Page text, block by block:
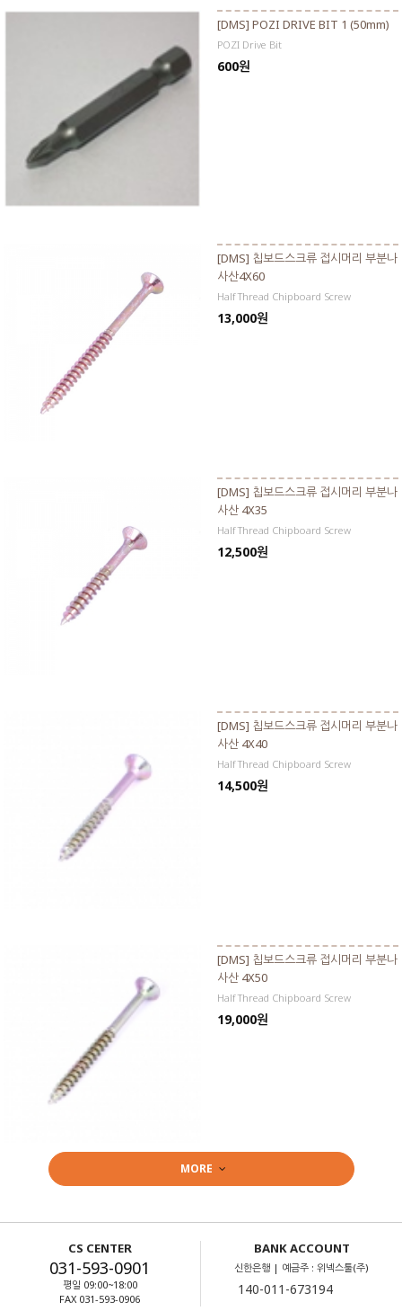
[DMS] POZI DRIVE BIT 1 (50mm)
POZI Drive Bit
600원
[DMS] 칩보드스크류 접시머리 부분나
사산4X60
Half Thread Chipboard Screw
13,000원
[DMS] 칩보드스크류 접시머리 부분나
사산 4X35
Half Thread Chipboard Screw
12,500원
[DMS] 칩보드스크류 접시머리 부분나
사산 4X40
Half Thread Chipboard Screw
14,500원
[DMS] 칩보드스크류 접시머리 부분나
사산 4X50
Half Thread Chipboard Screw
19,000원
MORE
CS CENTER
031-593-0901
평일 09:00~18:00
FAX 031-593-0906
BANK ACCOUNT
신한은행 | 예금주 : 위넥스툴(주)